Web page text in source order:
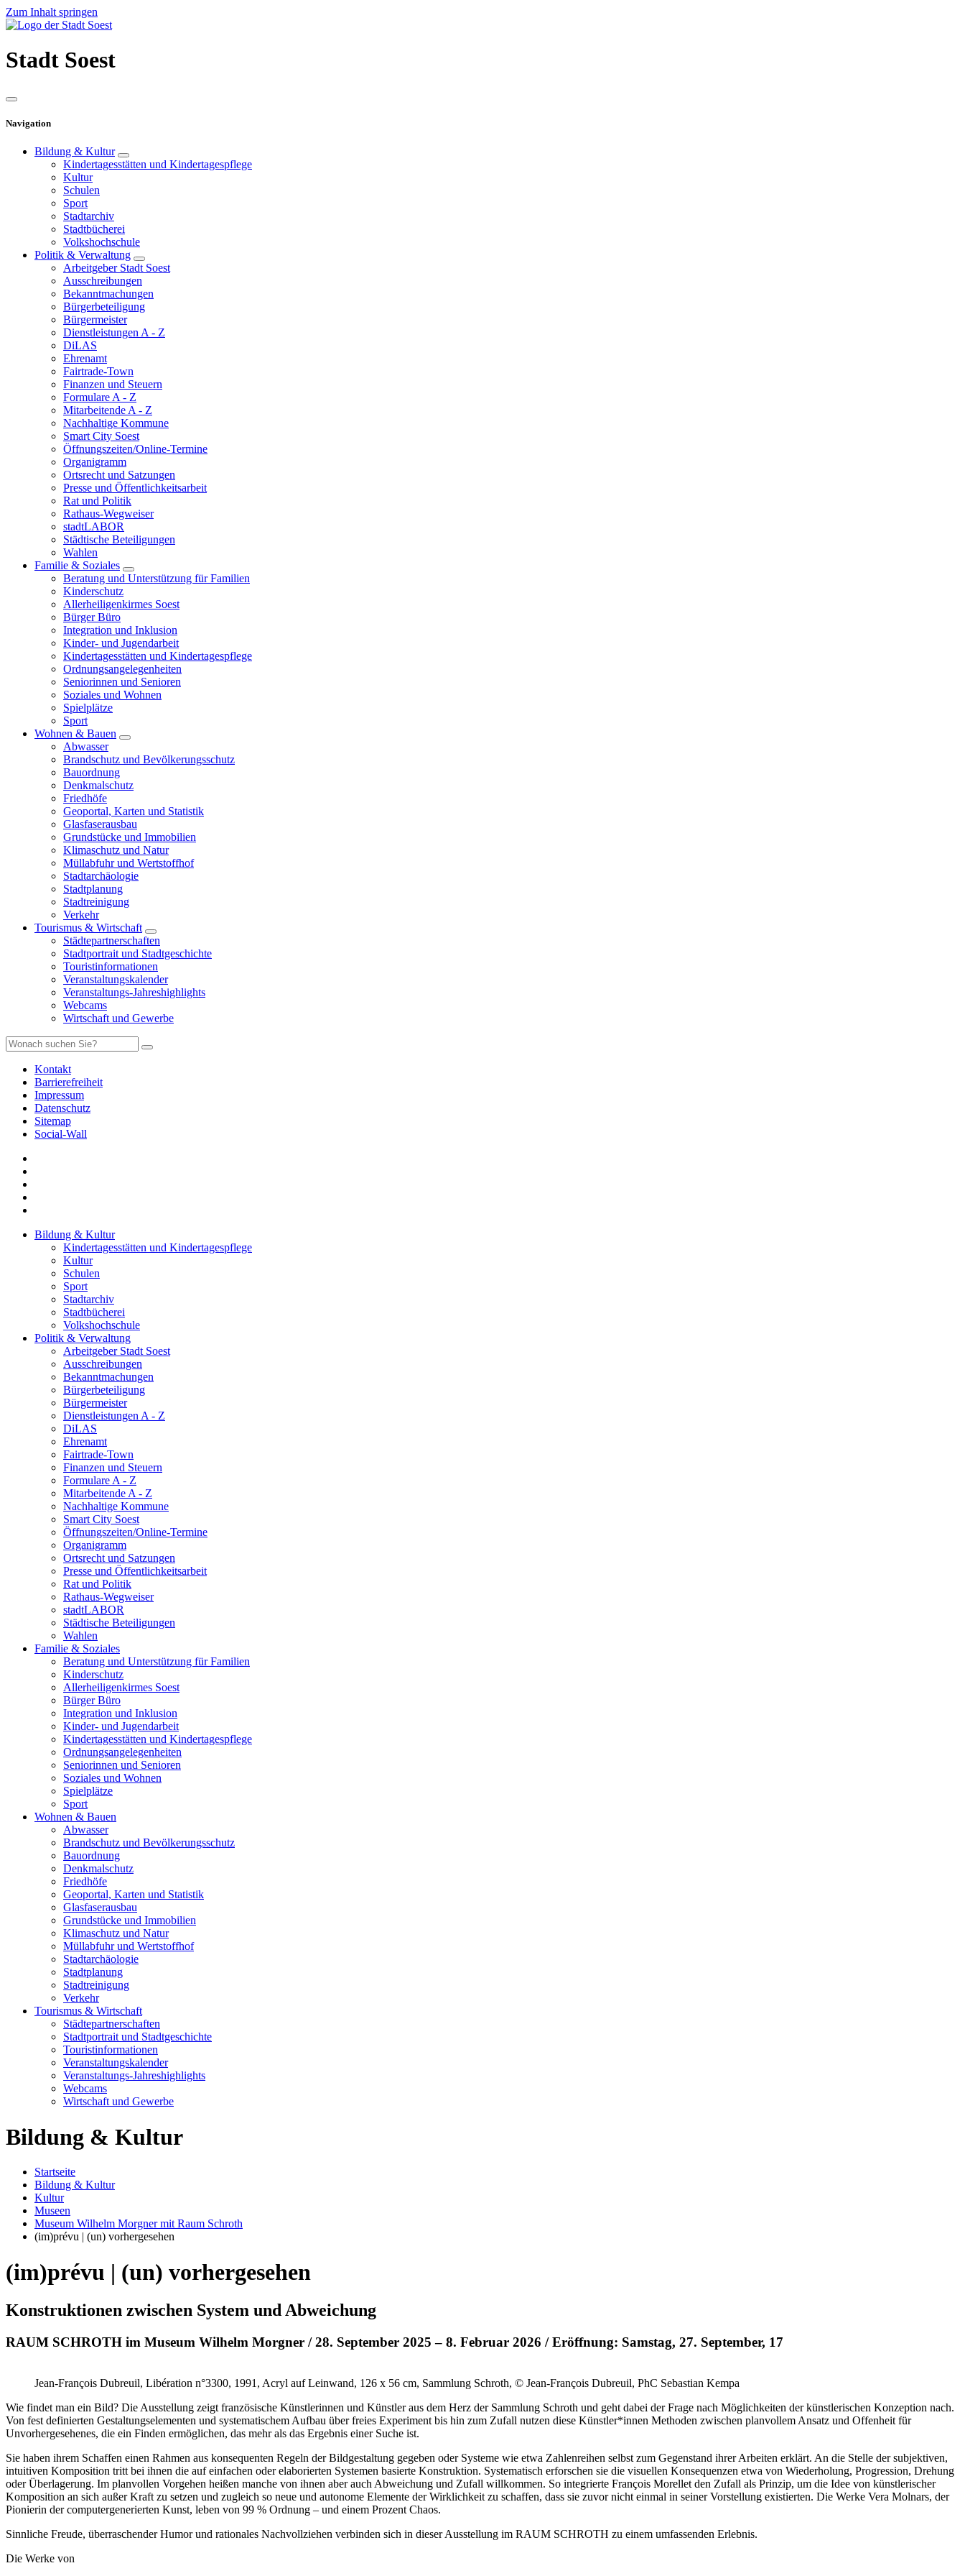
Zum Inhalt springen
Stadt Soest
Navigation
Bildung & Kultur
Kindertagesstätten und Kindertagespflege
Kultur
Schulen
Sport
Stadtarchiv
Stadtbücherei
Volkshochschule
Politik & Verwaltung
Arbeitgeber Stadt Soest
Ausschreibungen
Bekanntmachungen
Bürgerbeteiligung
Bürgermeister
Dienstleistungen A - Z
DiLAS
Ehrenamt
Fairtrade-Town
Finanzen und Steuern
Formulare A - Z
Mitarbeitende A - Z
Nachhaltige Kommune
Smart City Soest
Öffnungszeiten/Online-Termine
Organigramm
Ortsrecht und Satzungen
Presse und Öffentlichkeitsarbeit
Rat und Politik
Rathaus-Wegweiser
stadtLABOR
Städtische Beteiligungen
Wahlen
Familie & Soziales
Beratung und Unterstützung für Familien
Kinderschutz
Allerheiligenkirmes Soest
Bürger Büro
Integration und Inklusion
Kinder- und Jugendarbeit
Kindertagesstätten und Kindertagespflege
Ordnungsangelegenheiten
Seniorinnen und Senioren
Soziales und Wohnen
Spielplätze
Sport
Wohnen & Bauen
Abwasser
Brandschutz und Bevölkerungsschutz
Bauordnung
Denkmalschutz
Friedhöfe
Geoportal, Karten und Statistik
Glasfaserausbau
Grundstücke und Immobilien
Klimaschutz und Natur
Müllabfuhr und Wertstoffhof
Stadtarchäologie
Stadtplanung
Stadtreinigung
Verkehr
Tourismus & Wirtschaft
Städtepartnerschaften
Stadtportrait und Stadtgeschichte
Touristinformationen
Veranstaltungskalender
Veranstaltungs-Jahreshighlights
Webcams
Wirtschaft und Gewerbe
Kontakt
Barrierefreiheit
Impressum
Datenschutz
Sitemap
Social-Wall
Bildung & Kultur
Kindertagesstätten und Kindertagespflege
Kultur
Schulen
Sport
Stadtarchiv
Stadtbücherei
Volkshochschule
Politik & Verwaltung
Arbeitgeber Stadt Soest
Ausschreibungen
Bekanntmachungen
Bürgerbeteiligung
Bürgermeister
Dienstleistungen A - Z
DiLAS
Ehrenamt
Fairtrade-Town
Finanzen und Steuern
Formulare A - Z
Mitarbeitende A - Z
Nachhaltige Kommune
Smart City Soest
Öffnungszeiten/Online-Termine
Organigramm
Ortsrecht und Satzungen
Presse und Öffentlichkeitsarbeit
Rat und Politik
Rathaus-Wegweiser
stadtLABOR
Städtische Beteiligungen
Wahlen
Familie & Soziales
Beratung und Unterstützung für Familien
Kinderschutz
Allerheiligenkirmes Soest
Bürger Büro
Integration und Inklusion
Kinder- und Jugendarbeit
Kindertagesstätten und Kindertagespflege
Ordnungsangelegenheiten
Seniorinnen und Senioren
Soziales und Wohnen
Spielplätze
Sport
Wohnen & Bauen
Abwasser
Brandschutz und Bevölkerungsschutz
Bauordnung
Denkmalschutz
Friedhöfe
Geoportal, Karten und Statistik
Glasfaserausbau
Grundstücke und Immobilien
Klimaschutz und Natur
Müllabfuhr und Wertstoffhof
Stadtarchäologie
Stadtplanung
Stadtreinigung
Verkehr
Tourismus & Wirtschaft
Städtepartnerschaften
Stadtportrait und Stadtgeschichte
Touristinformationen
Veranstaltungskalender
Veranstaltungs-Jahreshighlights
Webcams
Wirtschaft und Gewerbe
Bildung & Kultur
Startseite
Bildung & Kultur
Kultur
Museen
Museum Wilhelm Morgner mit Raum Schroth
(im)prévu | (un) vorhergesehen
(im)prévu | (un) vorhergesehen
Konstruktionen zwischen System und Abweichung
RAUM SCHROTH im Museum Wilhelm Morgner / 28. September 2025 – 8. Februar 2026 / Eröffnung: Samstag, 27. September, 17
Jean-François Dubreuil, Libération n°3300, 1991, Acryl auf Leinwand, 126 x 56 cm, Sammlung Schroth, © Jean-François Dubreuil, PhC Sebastian Kempa
Wie findet man ein Bild? Die Ausstellung zeigt französische Künstlerinnen und Künstler aus dem Herz der Sammlung Schroth und geht dabei der Frage nach Möglichkeiten der künstlerischen Konzeption nach.
Von fest definierten Gestaltungselementen und systematischem Aufbau über freies Experiment bis hin zum Zufall nutzen diese Künstler*innen Methoden zwischen planvollem Ansatz und Offenheit für
Unvorhergesehenes, die ein Finden ermöglichen, das mehr als das Ergebnis einer Suche ist.
Sie haben ihrem Schaffen einen Rahmen aus konsequenten Regeln der Bildgestaltung gegeben oder Systeme wie etwa Zahlenreihen selbst zum Gegenstand ihrer Arbeiten erklärt. An die Stelle der subjektiven,
intuitiven Komposition tritt bei ihnen die auf einfachen oder elaborierten Systemen basierte Konstruktion. Systematisch erforschen sie die visuellen Konsequenzen etwa von Wiederholung, Progression, Drehung
oder Überlagerung. Im planvollen Vorgehen heißen manche von ihnen aber auch Abweichung und Zufall willkommen. So integrierte François Morellet den Zufall als Prinzip, um die Idee von künstlerischer
Komposition an sich außer Kraft zu setzen und zugleich so neue und autonome Elemente der Wirklichkeit zu schaffen, dass sie zuvor nicht einmal in seiner Vorstellung existierten. Die Werke Vera Molnars, der
Pionierin der computergenerierten Kunst, leben von 99 % Ordnung – und einem Prozent Chaos.
Sinnliche Freude, überraschender Humor und rationales Nachvollziehen verbinden sich in dieser Ausstellung im RAUM SCHROTH zu einem umfassenden Erlebnis.
Die Werke von